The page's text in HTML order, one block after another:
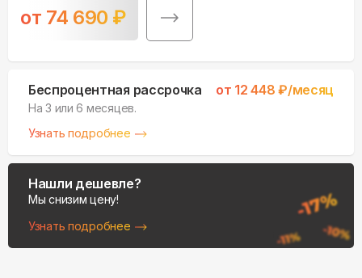
от 74 690 ₽
Беспроцентная рассрочка от 12 448 ₽/месяц
На 3 или 6 месяцев.
Узнать подробнее
Нашли дешевле?
Мы снизим цену!
Узнать подробнее